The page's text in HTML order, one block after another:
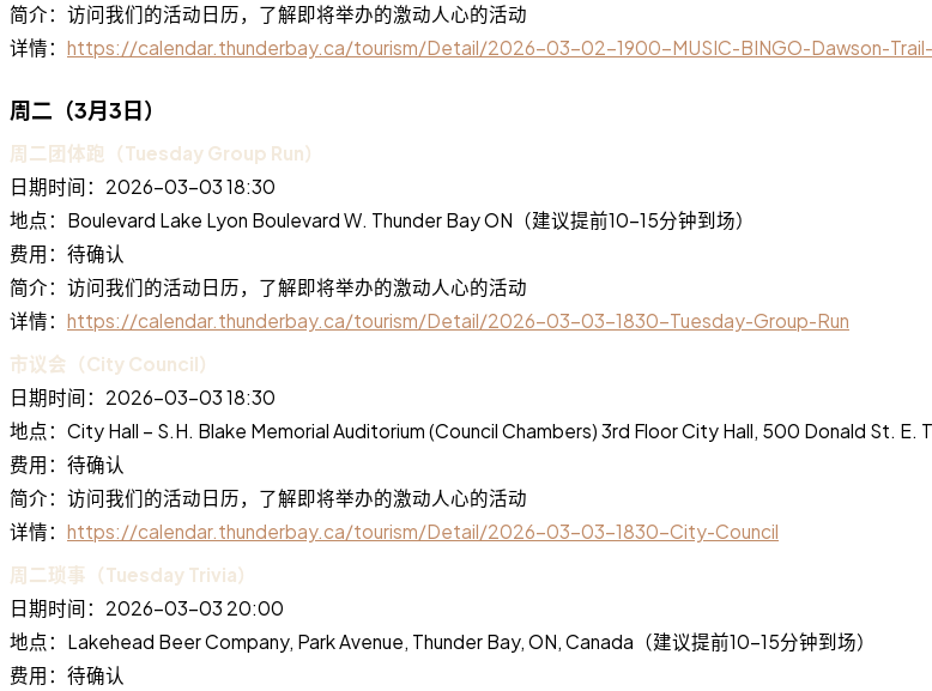
简介：访问我们的活动日历，了解即将举办的激动人心的活动
详情： https://calendar.thunderbay.ca/tourism/Detail/2026-03-02-1900-MUSIC-BINGO-Dawson-
周二（3月3日）
周二团体跑（Tuesday Group Run）
日期时间：2026-03-03 18:30
地点：Boulevard Lake Lyon Boulevard W. Thunder Bay ON（建议提前10-15分钟到场）
费用：待确认
简介：访问我们的活动日历，了解即将举办的激动人心的活动
详情： https://calendar.thunderbay.ca/tourism/Detail/2026-03-03-1830-Tuesday-Group-Run
市议会（City Council）
日期时间：2026-03-03 18:30
地点：City Hall – S.H. Blake Memorial Auditorium (Council Chambers) 3rd Floor City Hall, 500 Donald St. E.
费用：待确认
简介：访问我们的活动日历，了解即将举办的激动人心的活动
详情： https://calendar.thunderbay.ca/tourism/Detail/2026-03-03-1830-City-Council
周二琐事（Tuesday Trivia）
日期时间：2026-03-03 20:00
地点：Lakehead Beer Company, Park Avenue, Thunder Bay, ON, Canada（建议提前10-15分钟到场）
费用：待确认